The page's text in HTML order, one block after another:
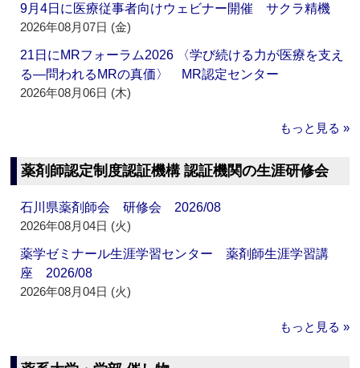
9月4日に医療従事者向けウェビナー開催 サクラ精機
2026年08月07日 (金)
21日にMRフォーラム2026 〈学び続ける力が医療を支え
る―問われるMRの真価〉 MR認定センター
2026年08月06日 (木)
もっと見る »
薬剤師認定制度認証機構 認証機関の生涯研修会
石川県薬剤師会 研修会 2026/08
2026年08月04日 (火)
薬学ゼミナール生涯学習センター 薬剤師生涯学習講
座 2026/08
2026年08月04日 (火)
もっと見る »